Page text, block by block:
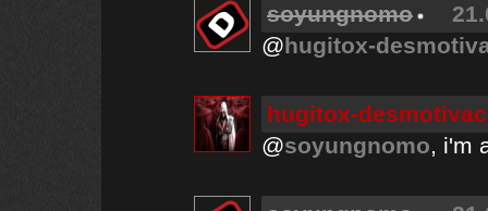
soyungnomo
@hugitox-
hugitox-
@soyungnomo, i'm